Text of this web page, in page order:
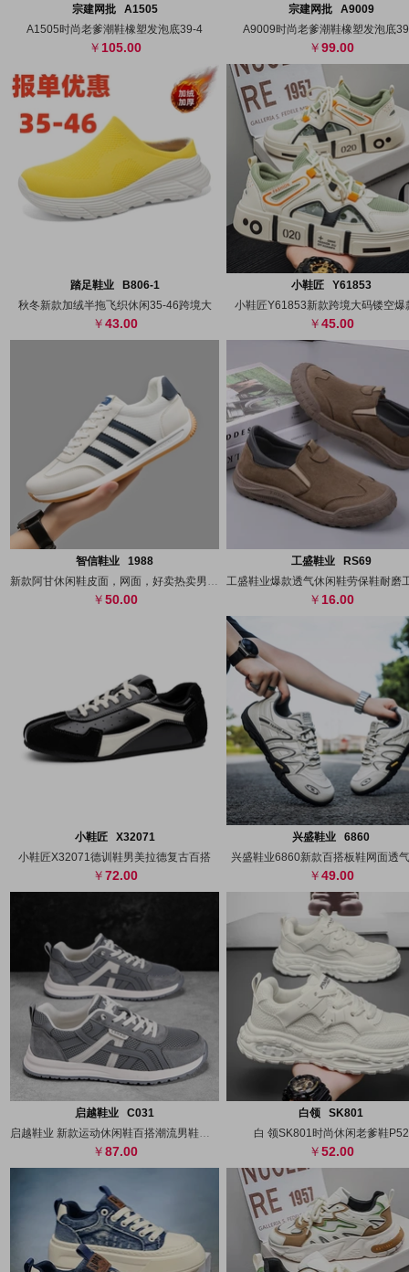
代发
宗建网批 A1505
A1505时尚老爹潮鞋橡塑发泡底39-4
105.00
代发
宗建网批 A9009
A9009时尚老爹潮鞋橡塑发泡底
99.00
代发
踏足鞋业 B806-1
秋冬新款加绒半拖飞织休闲35-46跨境大
43.00
代发
小鞋匠 Y61853
小鞋匠Y61853新款跨境大码镂空爆
45.00
代发
智信鞋业 1988
新款阿甘休闲鞋皮面，网面，好卖热卖男鞋，
50.00
代发
工盛鞋业 RS69
16.00
代发
小鞋匠 X32071
小鞋匠X32071德训鞋男美拉德复古百搭
72.00
代发
兴盛鞋业 6860
兴盛鞋业6860新款百搭板鞋网面透
49.00
代发
启越鞋业 C031
启越鞋业 新款运动休闲鞋百搭潮流男鞋透气
87.00
代发
白领 SK801
白 领SK801时尚休闲老爹鞋P52
52.00